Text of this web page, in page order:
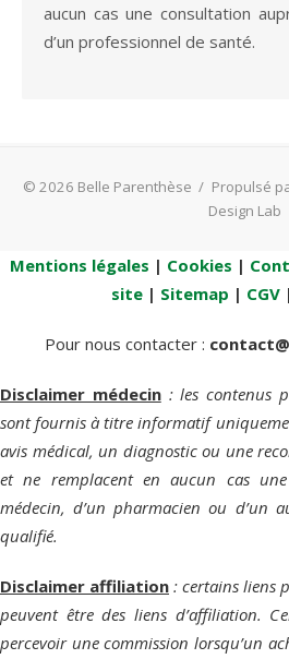
aucun cas une consultation
d’un professionnel de santé.
© 2026 Belle Parenthèse / Propulsé
Design Lab
Mentions légales | Cookies |
site| Sitemap | CGV|
Pour nous contacter :
Disclaimer médecin: les contenus
sont fournis à titre informatif
avis médical, un diagnostic ou une
et ne remplacent en aucun cas
médecin, d’un pharmacien ou d’un
qualifié.
Disclaimer affiliation : certains liens
peuvent être des liens d’affiliation.
percevoir une commission lorsqu’un